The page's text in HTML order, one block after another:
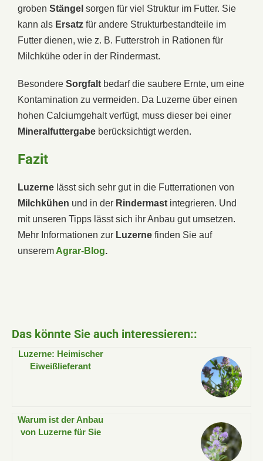
groben Stängel sorgen für viel Struktur im Futter. Sie
kann als Ersatz für andere Strukturbestandteile im
Futter dienen, wie z. B. Futterstroh in Rationen für
Milchkühe oder in der Rindermast.
Besondere Sorgfalt bedarf die saubere Ernte, um eine
Kontamination zu vermeiden. Da Luzerne über einen
hohen Calciumgehalt verfügt, muss dieser bei einer
Mineralfuttergabe berücksichtigt werden.
Fazit
Luzerne lässt sich sehr gut in die Futterrationen von
Milchkühen und in der Rindermast integrieren. Und
mit unseren Tipps lässt sich ihr Anbau gut umsetzen.
Mehr Informationen zur Luzerne finden Sie auf
unserem Agrar-Blog.
Das könnte Sie auch interessieren::
Luzerne: Heimischer
Eiweißlieferant
Warum ist der Anbau
von Luzerne für Sie